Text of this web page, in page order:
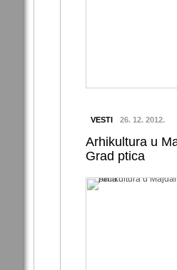
VESTI 26. 12. 2012.
Arhikultura u
Grad ptica